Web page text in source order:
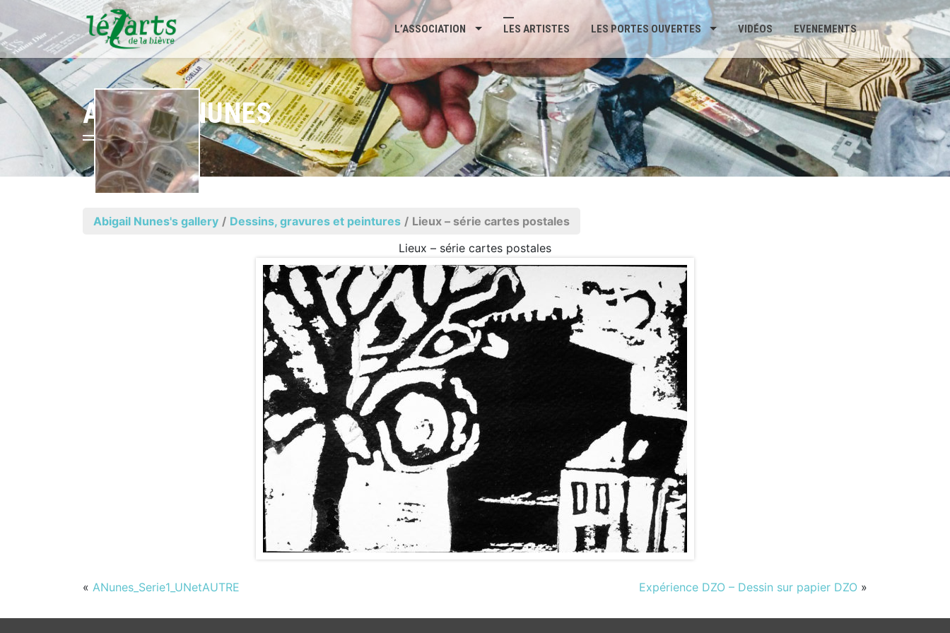
L’ASSOCIATION LES ARTISTES LES PORTES OUVERTES VIDÉOS EVENEMENTS
ABIGAIL NUNES
Abigail Nunes's gallery / Dessins, gravures et peintures / Lieux – série cartes postales
Lieux – série cartes postales
« ANunes_Serie1_UNetAUTRE Expérience DZO – Dessin sur papier DZO »